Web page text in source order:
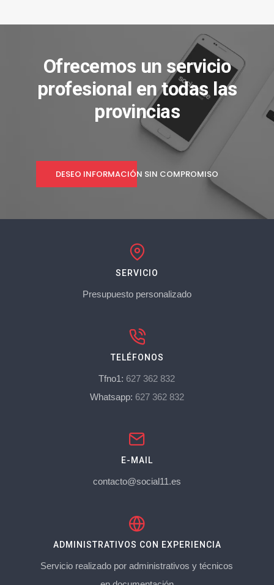
Ofrecemos un servicio
profesional en todas las
provincias
DESEO INFORMACIÓN SIN COMPROMISO
SERVICIO
Presupuesto personalizado
TELÉFONOS
Tfno1: 627 362 832
Whatsapp: 627 362 832
E-MAIL
contacto@social11.es
ADMINISTRATIVOS CON EXPERIENCIA
Servicio realizado por administrativos y técnicos